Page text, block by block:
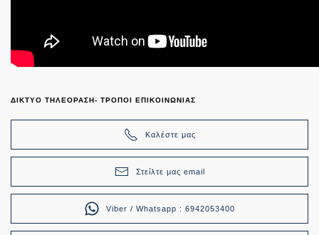
ΔΙΚΤΥΟ ΤΗΛΕΟΡΑΣΗ- ΤΡΟΠΟΙ ΕΠΙΚΟΙΝΩΝΙΑΣ
Καλέστε μας
Στείλτε μας email
Viber / Whatsapp : 6942053400